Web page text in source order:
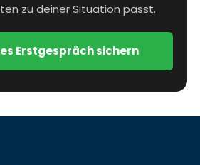
zu deiner Situation passt.
Erstgespräch sichern